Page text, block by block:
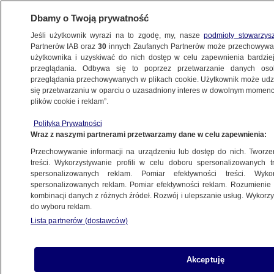
PODLASKIE
Zabił własne psy, bo "głośno
szczekały". Potem "ruszyło go
sumienie" i zadzwonił na 112
BIAŁYSTOK
Wiatr powoli słabnie, ale wciąż jest
groźnie. Tysiące odbiorców
bez prądu, drzewo spadło na jadące
Dbamy o Twoją prywatność
Jeśli użytkownik wyrazi na to zgodę, my, naszepodmioty
Partnerów IAB oraz30 innych Zaufanych Partnerów może
użytkownika i uzyskiwać do nich dostęp w celu zapewnienia
przeglądania. Odbywa się to poprzez przetwarzanie danych
przeglądania przechowywanych w plikach cookie. Użytkownik może
się przetwarzaniu w oparciu o uzasadniony interes w dowolnym
plików cookie i reklam”.
Polityka Prywatności
Wraz z naszymi partnerami przetwarzamy dane w celu zapewnienia:
Przechowywanie informacji na urządzeniu lub dostęp do nich.
treści. Wykorzystywanie profili w celu doboru spersonalizowanych
spersonalizowanych reklam. Pomiar efektywności treści.
spersonalizowanych reklam. Pomiar efektywności reklam.
kombinacji danych z różnych źródeł. Rozwój i ulepszanie usług.
do wyboru reklam.
Lista partnerów (dostawców)
Akceptuję